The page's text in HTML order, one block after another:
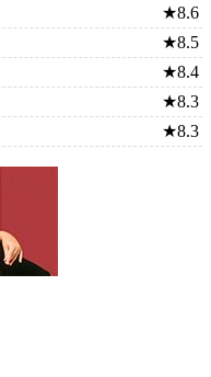
★8.6
★8.5
★8.4
★8.3
★8.3